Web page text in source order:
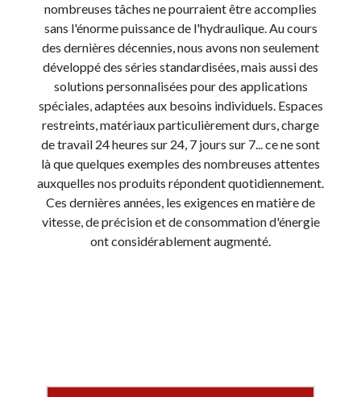
nombreuses tâches ne pourraient être accomplies
sans l'énorme puissance de l'hydraulique. Au cours
des dernières décennies, nous avons non seulement
développé des séries standardisées, mais aussi des
solutions personnalisées pour des applications
spéciales, adaptées aux besoins individuels. Espaces
restreints, matériaux particulièrement durs, charge
de travail 24 heures sur 24, 7 jours sur 7... ce ne sont
là que quelques exemples des nombreuses attentes
auxquelles nos produits répondent quotidiennement.
Ces dernières années, les exigences en matière de
vitesse, de précision et de consommation d'énergie
ont considérablement augmenté.